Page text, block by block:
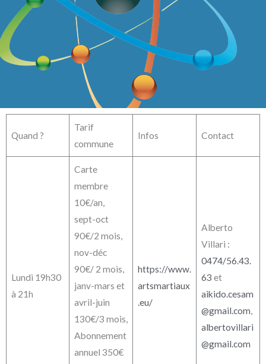
Quand ?
Tarif
commune
Infos Contact
Lundi 19h30
à 21h
Carte
membre
10€/an,
sept-oct
90€/2 mois,
nov-déc
90€/ 2 mois,
janv-mars et
avril-juin
130€/3 mois,
Abonnement
annuel 350€
https://www.
artsmartiaux
.eu/
Alberto
Villari :
0474/56.43.
63 et
aikido.cesam
@gmail.com,
albertovillari
@gmail.com